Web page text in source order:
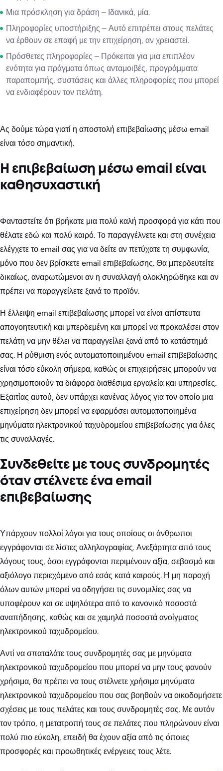
Μια πρόσκληση για δράση – Ιδανικά, μία.
Πληροφορίες υποστήριξης – Αυτό επιτρέπει στους πελάτες
να έρθουν σε επαφή με την επιχείρηση, αν χρειαστεί.
Πρόσθετες πληροφορίες – Πρόκειται για μια επιπλέον
ενότητα για πράγματα όπως ανταμοιβές, προγράμματα
παραπομπής, συστάσεις και άλλες πληροφορίες που μπορεί
να ενδιαφέρουν τον πελάτη.
Ας δούμε τώρα γιατί η αποστολή επιβεβαίωσης μέσω email
είναι τόσο σημαντική.
Η επιβεβαίωση μέσω email είναι
καθησυχαστική
Φανταστείτε ότι βρήκατε μια πολύ καλή προσφορά για κάτι που
θέλατε εδώ και πολύ καιρό. Το παραγγέλνετε και στη συνέχεια
ελέγχετε το email σας για να δείτε αν πετύχατε τη συμφωνία,
μόνο που δεν βρίσκετε email επιβεβαίωσης. Θα μπερδευτείτε
δικαίως, αναρωτώμενοι αν η συναλλαγή ολοκληρώθηκε και αν
πρέπει να παραγγείλετε ξανά το προϊόν.
Η έλλειψη email επιβεβαίωσης μπορεί να είναι απίστευτα
απογοητευτική και μπερδεμένη και μπορεί να προκαλέσει στον
πελάτη να μην θέλει να παραγγείλει ξανά από το κατάστημά
σας. Η ρύθμιση ενός αυτοματοποιημένου email επιβεβαίωσης
είναι τόσο εύκολη σήμερα, καθώς οι επιχειρήσεις μπορούν να
χρησιμοποιούν τα διάφορα διαθέσιμα εργαλεία και υπηρεσίες.
Εξαιτίας αυτού, δεν υπάρχει κανένας λόγος για τον οποίο μια
επιχείρηση δεν μπορεί να εφαρμόσει αυτοματοποιημένα
μηνύματα ηλεκτρονικού ταχυδρομείου επιβεβαίωσης για όλες
τις συναλλαγές.
Συνδεθείτε με τους συνδρομητές
όταν στέλνετε ένα email
επιβεβαίωσης
Υπάρχουν πολλοί λόγοι για τους οποίους οι άνθρωποι
εγγράφονται σε λίστες αλληλογραφίας. Ανεξάρτητα από τους
λόγους τους, όσοι εγγράφονται περιμένουν αξία, σεβασμό και
αξιόλογο περιεχόμενο από εσάς κατά καιρούς. Η μη παροχή
όλων αυτών μπορεί να οδηγήσει τις συνομιλίες σας να
υποφέρουν και σε υψηλότερα από το κανονικό ποσοστά
αναπήδησης, καθώς και σε χαμηλά ποσοστά ανοίγματος
ηλεκτρονικού ταχυδρομείου.
Αντί να σπαταλάτε τους συνδρομητές σας με μηνύματα
ηλεκτρονικού ταχυδρομείου που μπορεί να μην τους φανούν
χρήσιμα, θα πρέπει να τους στέλνετε χρήσιμα μηνύματα
ηλεκτρονικού ταχυδρομείου που σας βοηθούν να οικοδομήσετε
σχέσεις με τους πελάτες και τους συνδρομητές σας. Με αυτόν
τον τρόπο, η μετατροπή τους σε πελάτες που πληρώνουν είναι
πολύ πιο εύκολη, επειδή θα έχουν αξία από τις όποιες
προσφορές και προωθητικές ενέργειες τους λέτε.